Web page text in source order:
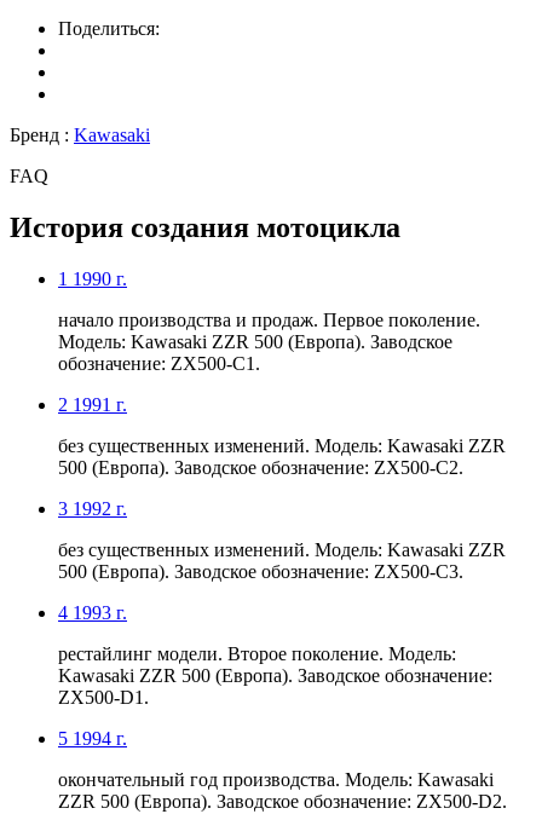
Поделиться:
Бренд : Kawasaki
FAQ
История создания мотоцикла
1 1990 г.
начало производства и продаж. Первое поколение.
Модель: Kawasaki ZZR 500 (Европа). Заводское
обозначение: ZX500-C1.
2 1991 г.
без существенных изменений. Модель: Kawasaki ZZR
500 (Европа). Заводское обозначение: ZX500-C2.
3 1992 г.
без существенных изменений. Модель: Kawasaki ZZR
500 (Европа). Заводское обозначение: ZX500-C3.
4 1993 г.
рестайлинг модели. Второе поколение. Модель:
Kawasaki ZZR 500 (Европа). Заводское обозначение:
ZX500-D1.
5 1994 г.
окончательный год производства. Модель: Kawasaki
ZZR 500 (Европа). Заводское обозначение: ZX500-D2.